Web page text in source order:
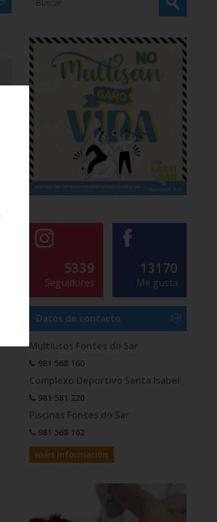
5339
Seguidores
13170
Me gusta
Datos de contacto
Multiusos Fontes do Sar
981 568 160
Complexo Deportivo Santa Isabel
981 581 220
Piscinas Fontes do Sar
981 568 162
máis información